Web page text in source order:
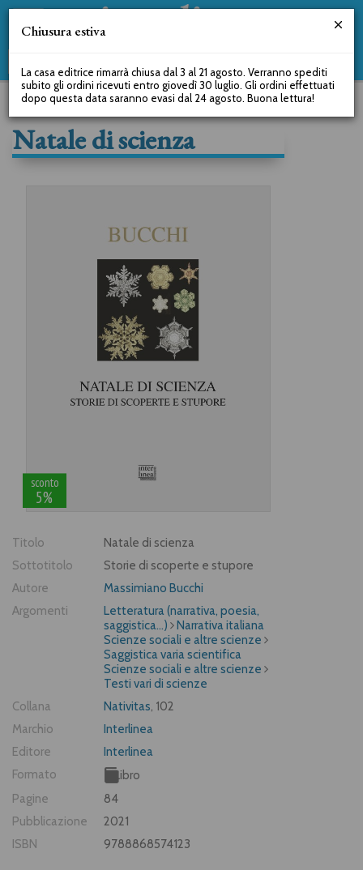
Natale di scienza
sconto
5%
Titolo
Natale di scienza
Sottotitolo
Storie di scoperte e stupore
Autore
Massimiano Bucchi
Argomenti
Letteratura (narrativa, poesia,
saggistica...)
Narrativa italiana
Scienze sociali e altre scienze
Saggistica varia scientifica
Scienze sociali e altre scienze
Testi vari di scienze
Collana
Nativitas, 102
Marchio
Interlinea
Editore
Interlinea
Formato
Libro
Pagine
84
Pubblicazione
2021
ISBN
9788868574123
Chiusura estiva
La casa editrice rimarrà chiusa dal 3 al 21 agosto. Verranno spediti
subito gli ordini ricevuti entro giovedì 30 luglio. Gli ordini effettuati
dopo questa data saranno evasi dal 24 agosto. Buona lettura!